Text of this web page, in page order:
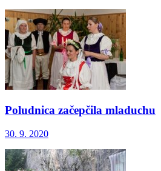
Poludnica začepčila mladuchu
30. 9. 2020